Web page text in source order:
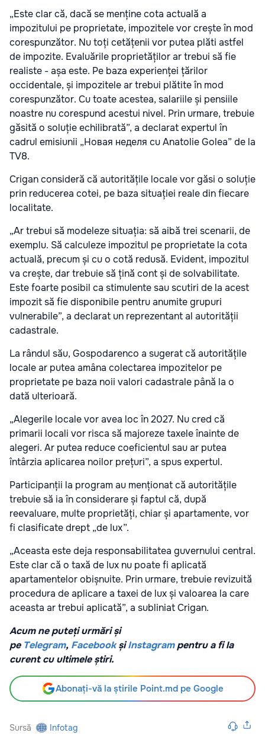
„Este clar că, dacă se menține cota actuală a
impozitului pe proprietate, impozitele vor crește în mod
corespunzător. Nu toți cetățenii vor putea plăti astfel
de impozite. Evaluările proprietăților ar trebui să fie
realiste - așa este. Pe baza experienței țărilor
occidentale, și impozitele ar trebui plătite în mod
corespunzător. Cu toate acestea, salariile și pensiile
noastre nu corespund acestui nivel. Prin urmare, trebuie
găsită o soluție echilibrată”, a declarat expertul în
cadrul emisiunii „Новая неделя cu Anatolie Golea” de la
TV8.
Crigan consideră că autoritățile locale vor găsi o soluție
prin reducerea cotei, pe baza situației reale din fiecare
localitate.
„Ar trebui să modeleze situația: să aibă trei scenarii, de
exemplu. Să calculeze impozitul pe proprietate la cota
actuală, precum și cu o cotă redusă. Evident, impozitul
va crește, dar trebuie să țină cont și de solvabilitate.
Este foarte posibil ca stimulente sau scutiri de la acest
impozit să fie disponibile pentru anumite grupuri
vulnerabile”, a declarat un reprezentant al autorității
cadastrale.
La rândul său, Gospodarenco a sugerat că autoritățile
locale ar putea amâna colectarea impozitelor pe
proprietate pe baza noii valori cadastrale până la o
dată ulterioară.
„Alegerile locale vor avea loc în 2027. Nu cred că
primarii locali vor risca să majoreze taxele înainte de
alegeri. Ar putea reduce coeficientul sau ar putea
întârzia aplicarea noilor prețuri”, a spus expertul.
Participanții la program au menționat că autoritățile
trebuie să ia în considerare și faptul că, după
reevaluare, multe proprietăți, chiar și apartamente, vor
fi clasificate drept „de lux”.
„Aceasta este deja responsabilitatea guvernului central.
Este clar că o taxă de lux nu poate fi aplicată
apartamentelor obișnuite. Prin urmare, trebuie revizuită
procedura de aplicare a taxei de lux și valoarea la care
aceasta ar trebui aplicată”, a subliniat Crigan.
Acum ne puteți urmări și
pe Telegram, Facebook șiInstagrampentru a fi la
curent cu ultimele știri.
Abonați-vă la știrile Point.md pe Google
Sursă Infotag